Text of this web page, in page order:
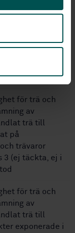
och
för trä och
av
trä till
på
trävaror
3 (ej täckta, ej i
för trä och
av
trä till
exponerade i